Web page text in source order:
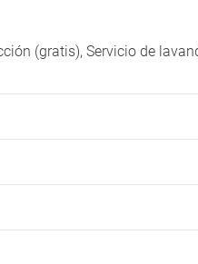
(gratis), Servicio de